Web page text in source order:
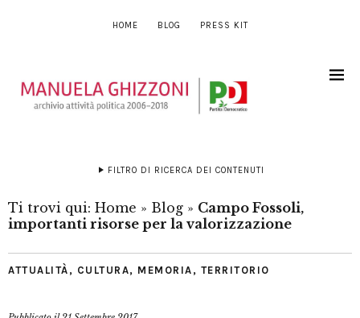
HOME BLOG PRESS KIT
FILTRO DI RICERCA DEI CONTENUTI
Ti trovi qui: Home » Blog » Campo Fossoli,
importanti risorse per la valorizzazione
ATTUALITÀ , CULTURA, MEMORIA , TERRITORIO